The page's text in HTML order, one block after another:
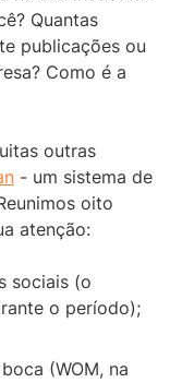
Quantas
publicações ou
Como é a
outras
- um sistema de
oito
atenção:
sociais (o
o período);
(WOM, na